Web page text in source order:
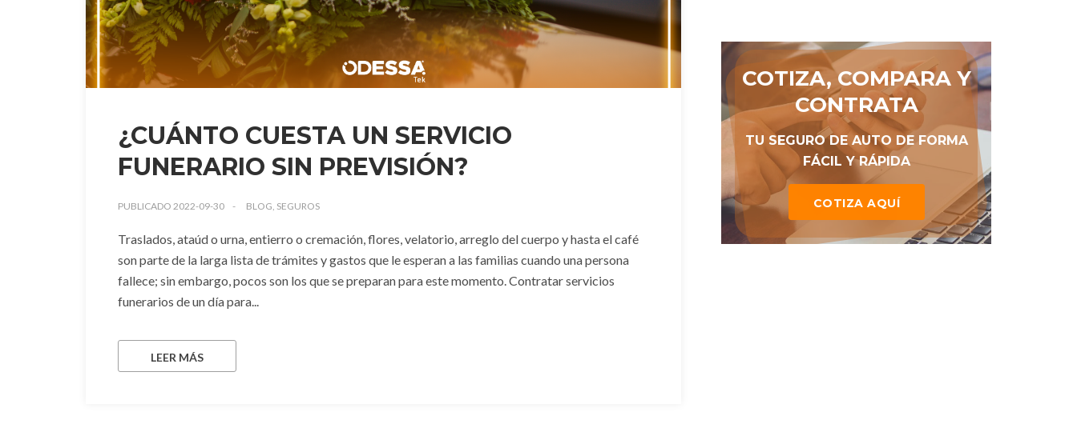
¿CUÁNTO CUESTA UN SERVICIO
FUNERARIO SIN PREVISIÓN?
PUBLICADO 2022-09-30 BLOG, SEGUROS
Traslados, ataúd o urna, entierro o cremación, flores, velatorio, arreglo del cuerpo y hasta el café
son parte de la larga lista de trámites y gastos que le esperan a las familias cuando una persona
fallece; sin embargo, pocos son los que se preparan para este momento. Contratar servicios
funerarios de un día para...
LEER MÁS
COTIZA, COMPARA Y
CONTRATA
TU SEGURO DE AUTO DE FORMA
FÁCIL Y RÁPIDA
COTIZA AQUÍ